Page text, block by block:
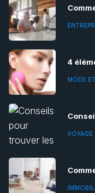
4
MODE
VOYAGE